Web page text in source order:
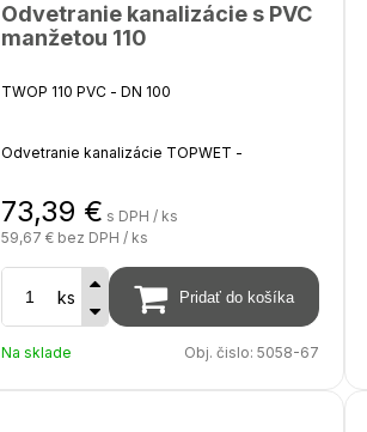
Odvetranie kanalizácie s PVC
manžetou 110
TWOP 110 PVC - DN 100
Odvetranie kanalizácie TOPWET -
Výška nad izoláciu 300 mm, hĺbka pod
predĺženia až do 2000 mm
73,39 € s DPH / ks
59,67 € bez DPH / ks
ks
Na sklade Obj. čislo: 5058-67